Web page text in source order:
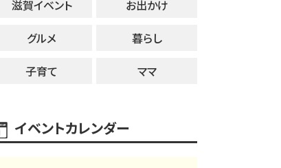
滋賀イベント
お出かけ
グルメ
暮らし
子育て
ママ
イベントカレンダー